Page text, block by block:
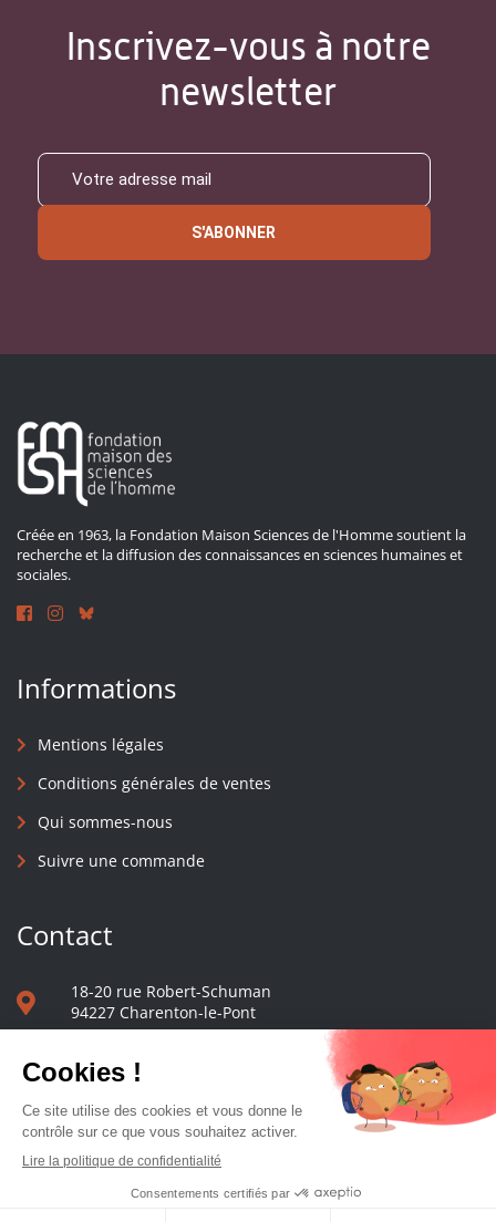
Inscrivez-vous à notre
newsletter
S'ABONNER
Créée en 1963, la Fondation Maison Sciences de l'Homme soutient la
recherche et la diffusion des connaissances en sciences humaines et
sociales.
Informations
Mentions légales
Conditions générales de ventes
Qui sommes-nous
Suivre une commande
Contact
18-20 rue Robert-Schuman
94227 Charenton-le-Pont